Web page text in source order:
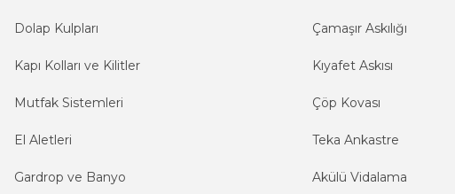
Dolap Kulpları
Kapı Kolları ve Kilitler
Mutfak Sistemleri
El Aletleri
Gardrop ve Banyo
Çamaşır Askılığı
Kıyafet Askısı
Çöp Kovası
Teka Ankastre
Akülü Vidalama